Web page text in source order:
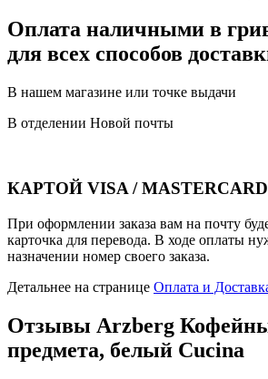
Оплата наличными в
для всех способов
В нашем магазине или точке выдачи
В отделении Новой почты
КАРТОЙ VISA / MASTERCARD
При оформлении заказа вам на почту
карточка для перевода. В ходе оплаты
назначении номер своего заказа.
Детальнее на странице Оплата и
Отзывы Arzberg
предмета, белый Cucina